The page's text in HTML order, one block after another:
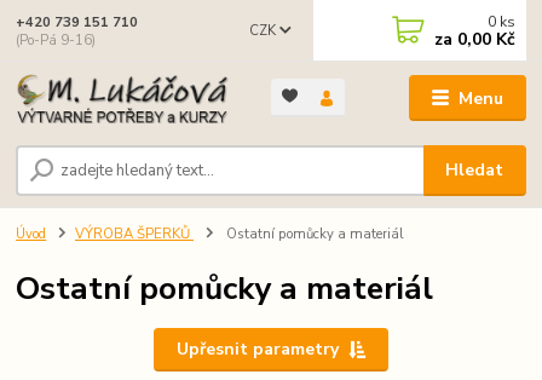
Menu
CZK
Hledat
+420 739 151 710
(Po-Pá 9-16)
0 ks
za 0,00 Kč
Úvod VÝROBA ŠPERKŮ Ostatní pomůcky a materiál
Ostatní pomůcky a materiál
Upřesnit parametry